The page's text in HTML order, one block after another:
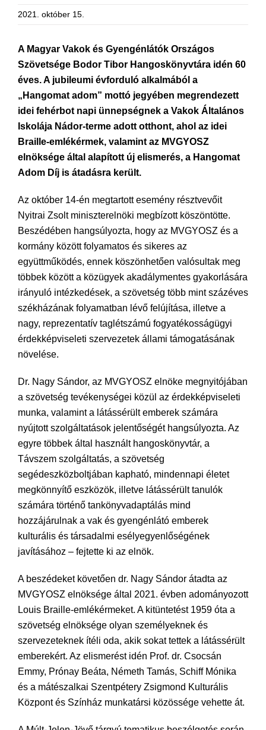
2021. október 15.
A Magyar Vakok és Gyengénlátók Országos
Szövetsége Bodor Tibor Hangoskönyvtára idén 60
éves. A jubileumi évforduló alkalmából a
„Hangomat adom” mottó jegyében megrendezett
idei fehérbot napi ünnepségnek a Vakok Általános
Iskolája Nádor-terme adott otthont, ahol az idei
Braille-emlékérmek, valamint az MVGYOSZ
elnöksége által alapított új elismerés, a Hangomat
Adom Díj is átadásra került.
Az október 14-én megtartott esemény résztvevőit
Nyitrai Zsolt miniszterelnöki megbízott köszöntötte.
Beszédében hangsúlyozta, hogy az MVGYOSZ és a
kormány között folyamatos és sikeres az
együttműködés, ennek köszönhetően valósultak meg
többek között a közügyek akadálymentes gyakorlására
irányuló intézkedések, a szövetség több mint százéves
székházának folyamatban lévő felújítása, illetve a
nagy, reprezentatív taglétszámú fogyatékosságügyi
érdekképviseleti szervezetek állami támogatásának
növelése.
Dr. Nagy Sándor, az MVGYOSZ elnöke megnyitójában
a szövetség tevékenységei közül az érdekképviseleti
munka, valamint a látássérült emberek számára
nyújtott szolgáltatások jelentőségét hangsúlyozta. Az
egyre többek által használt hangoskönyvtár, a
Távszem szolgáltatás, a szövetség
segédeszközboltjában kapható, mindennapi életet
megkönnyítő eszközök, illetve látássérült tanulók
számára történő tankönyvadaptálás mind
hozzájárulnak a vak és gyengénlátó emberek
kulturális és társadalmi esélyegyenlőségének
javításához – fejtette ki az elnök.
A beszédeket követően dr. Nagy Sándor átadta az
MVGYOSZ elnöksége által 2021. évben adományozott
Louis Braille-emlékérmeket. A kitüntetést 1959 óta a
szövetség elnöksége olyan személyeknek és
szervezeteknek ítéli oda, akik sokat tettek a látássérült
emberekért. Az elismerést idén Prof. dr. Csocsán
Emmy, Prónay Beáta, Németh Tamás, Schiff Mónika
és a mátészalkai Szentpétery Zsigmond Kulturális
Központ és Színház munkatársi közössége vehette át.